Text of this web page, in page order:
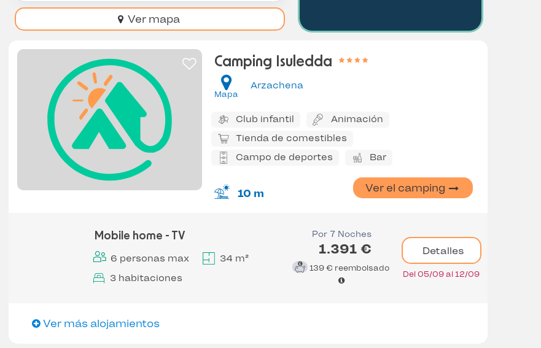
Ver mapa
Camping Isuledda
Mapa
Arzachena
Club infantil
Animación
Tienda de comestibles
Campo de deportes
Bar
10 m Ver el camping
Mobile home - TV
6 personas max
34 m²
3 habitaciones
Por 7 Noches
1.391 €
139 € reembolsado
Detalles
Del 05/09 al 12/09
Ver más alojamientos